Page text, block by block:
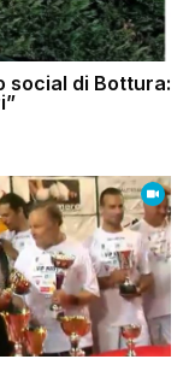
social di Bottura: